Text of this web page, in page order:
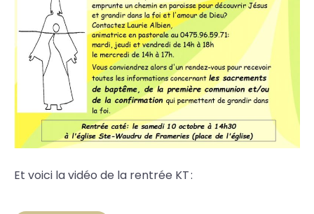
Et voici la vidéo de la rentrée KT :